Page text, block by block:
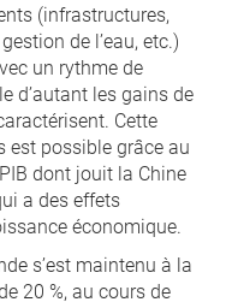
(infrastructures,
de l’eau, etc.)
un rythme de
d’autant les gains de
Cette
est possible grâce au
dont jouit la Chine
a des effets
économique.
s’est maintenu à la
20 %, au cours de